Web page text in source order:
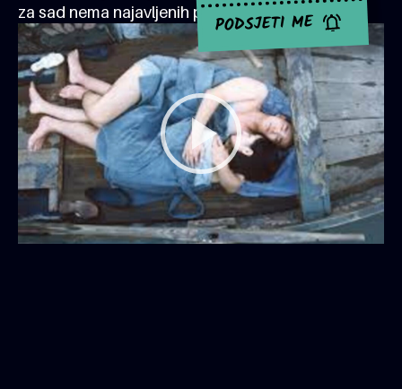
za sad nema najavljenih projekcija.
PODSJETI ME